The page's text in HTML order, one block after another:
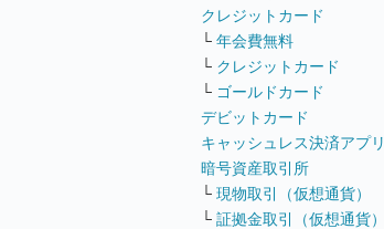
クレジットカード
└ 年会費無料
└ クレジットカード
└ ゴールドカード
デビットカード
キャッシュレス決済アプリ
暗号資産取引所
└ 現物取引（仮想通貨）
└ 証拠金取引（仮想通貨）